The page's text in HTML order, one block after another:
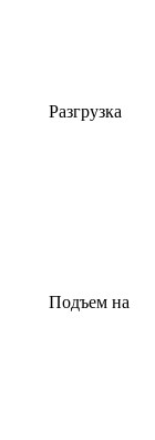
Разгрузка
Подъем на